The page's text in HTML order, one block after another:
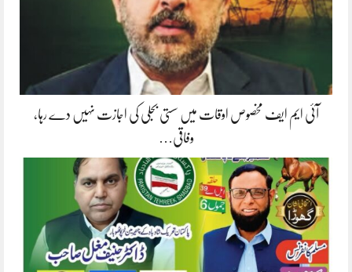
آئی ایم ایف مخصوص اوقات میں سستی بجلی کی اجازت نہیں دے رہا،
وفاقی…